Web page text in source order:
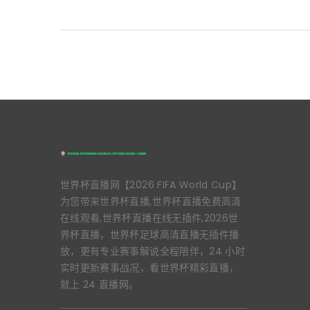
世界杯直播网【2026 FIFA World Cup】
为您带来世界杯直播,世界杯直播免费高清
在线观看,世界杯直播在线无插件,2026世
界杯直播，世界杯足球高清直播无插件播
放，更有专业赛事解说全程陪伴，24 小时
实时更新赛事战况，看世界杯精彩直播，
就上 24 直播网。